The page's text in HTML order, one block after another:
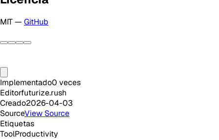
MIT — GitHub
Implementado0 veces
Editorfuturize.rush
Creado2026-04-03
SourceView Source
Etiquetas
ToolProductivity